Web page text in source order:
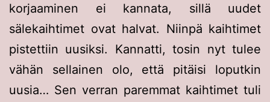
korjaaminen ei kannata, sillä uudet
sälekaihtimet ovat halvat. Niinpä kaihtimet
pistettiin uusiksi. Kannatti, tosin nyt tulee
vähän sellainen olo, että pitäisi loputkin
uusia… Sen verran paremmat kaihtimet tuli